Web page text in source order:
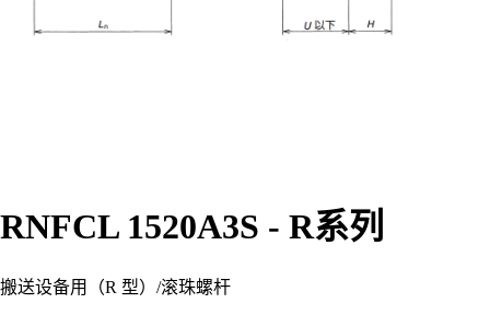
RNFCL 1520A3S - R系列
搬送设备用（R 型） /滚珠螺杆